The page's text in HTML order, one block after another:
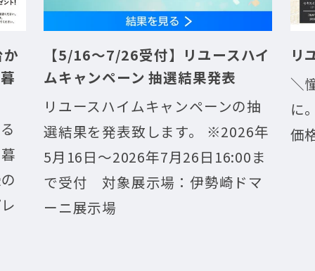
【5/16～7/26受付】リユースハイ
ムキャンペーン 抽選結果発表
リユースハイムキャンペーンの抽
選結果を発表致します。 ※2026年
5月16日～2026年7月26日16:00ま
で受付 対象展示場：伊勢崎ドマ
ーニ展示場
リユ
＼憧
に。
価格